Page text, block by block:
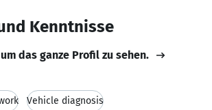
Kenntnisse
das ganze Profil zu sehen.
Vehicle diagnosis